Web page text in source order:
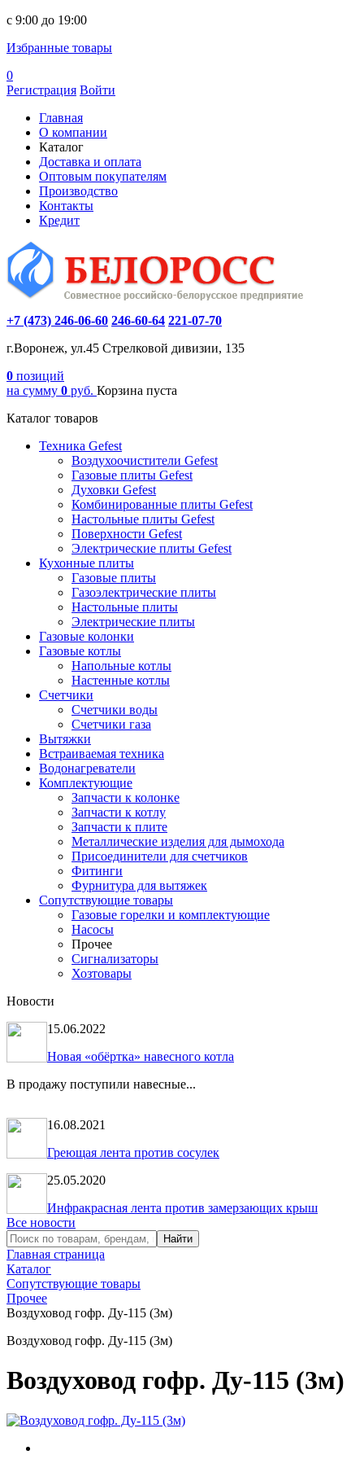
c 9:00 до 19:00
Избранные товары
0
Регистрация Войти
Главная
О компании
Каталог
Доставка и оплата
Оптовым покупателям
Производство
Контакты
Кредит
+7 (473) 246-06-60 246-60-64 221-07-70
г.Воронеж, ул.45 Стрелковой дивизии, 135
0 позиций
на сумму 0 руб. Корзина пуста
Каталог товаров
Техника Gefest
Воздухоочистители Gefest
Газовые плиты Gefest
Духовки Gefest
Комбинированные плиты Gefest
Настольные плиты Gefest
Поверхности Gefest
Электрические плиты Gefest
Кухонные плиты
Газовые плиты
Газоэлектрические плиты
Настольные плиты
Электрические плиты
Газовые колонки
Газовые котлы
Напольные котлы
Настенные котлы
Счетчики
Счетчики воды
Счетчики газа
Вытяжки
Встраиваемая техника
Водонагреватели
Комплектующие
Запчасти к колонке
Запчасти к котлу
Запчасти к плите
Металлические изделия для дымохода
Присоединители для счетчиков
Фитинги
Фурнитура для вытяжек
Сопутствующие товары
Газовые горелки и комплектующие
Насосы
Прочее
Сигнализаторы
Хозтовары
Новости
15.06.2022
Новая «обёртка» навесного котла
В продажу поступили навесные...
16.08.2021
Греющая лента против сосулек
25.05.2020
Инфракрасная лента против замерзающих крыш
Все новости
Главная страница
Каталог
Сопутствующие товары
Прочее
Воздуховод гофр. Ду-115 (3м)
Воздуховод гофр. Ду-115 (3м)
Воздуховод гофр. Ду-115 (3м)